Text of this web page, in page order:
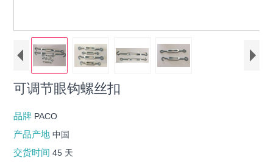
可调节眼钩螺丝扣
品牌 PACO
产品产地中国
交货时间45 天